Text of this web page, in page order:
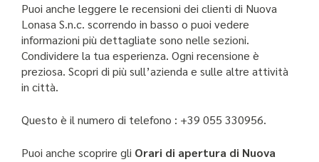
Puoi anche leggere le recensioni dei clienti di Nuova
Lonasa S.n.c. scorrendo in basso o puoi vedere
informazioni più dettagliate sono nelle sezioni.
Condividere la tua esperienza. Ogni recensione è
preziosa. Scopri di più sull’azienda e sulle altre attività
in città.
Questo è il numero di telefono : +39 055 330956.
Puoi anche scoprire gli Orari di apertura di Nuova